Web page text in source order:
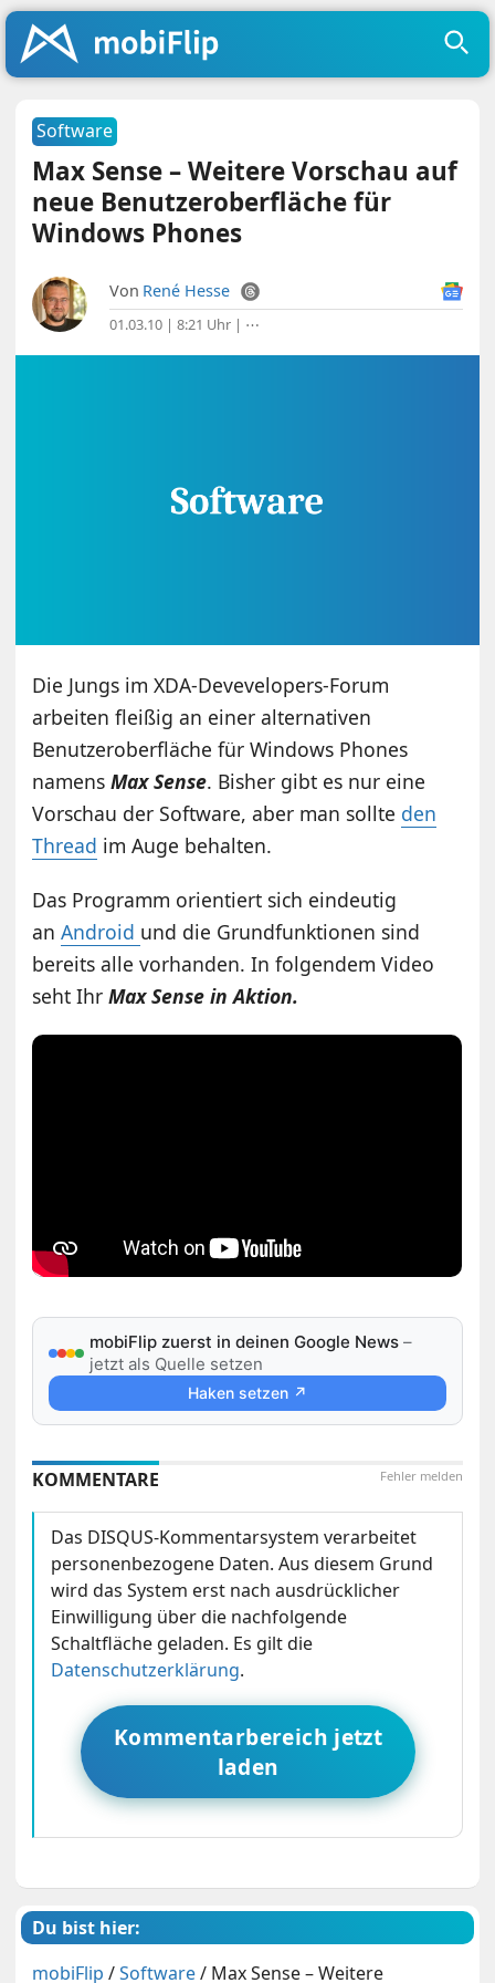
Software
Max Sense – Weitere Vorschau auf
neue Benutzeroberfläche für
Windows Phones
Von René Hesse
01.03.10 | 8:21 Uhr | ⋯
Die Jungs im XDA-Devevelopers-Forum
arbeiten fleißig an einer alternativen
Benutzeroberfläche für Windows Phones
namensMax Sense. Bisher gibt es nur eine
Vorschau der Software, aber man sollte den
Thread im Auge behalten.
Das Programm orientiert sich eindeutig
anAndroid und die Grundfunktionen sind
bereits alle vorhanden. In folgendem Video
seht IhrMax Sense in Aktion.
mobiFlip zuerst in deinen Google News –
jetzt als Quelle setzen
Haken setzen ↗
Fehler melden
KOMMENTARE
Das DISQUS-Kommentarsystem verarbeitet
personenbezogene Daten. Aus diesem Grund
wird das System erst nach ausdrücklicher
Einwilligung über die nachfolgende
Schaltfläche geladen. Es gilt die
Datenschutzerklärung.
Kommentarbereich jetzt
laden
Du bist hier:
mobiFlip /Software/ Max Sense – Weitere